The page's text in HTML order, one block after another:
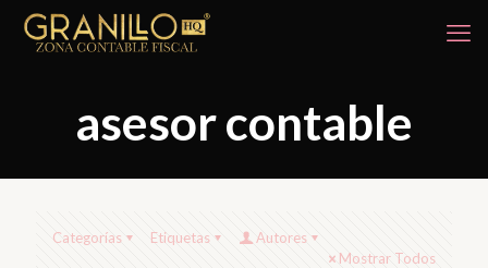
asesor contable
Categorías Etiquetas
Autores
Mostrar Todos